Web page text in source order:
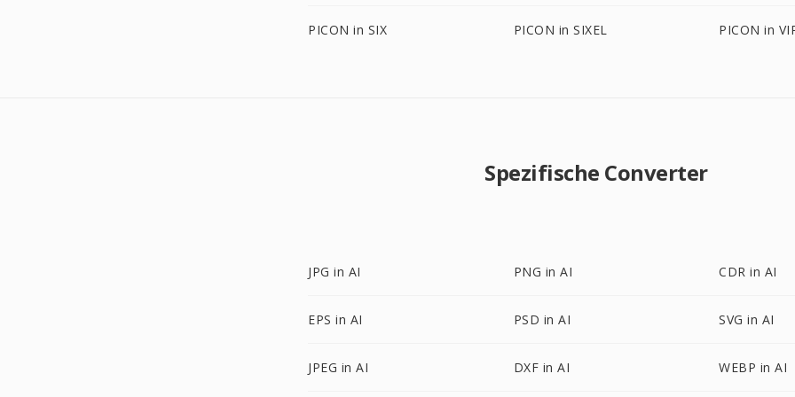
PICON in SIX PICON in SIXEL PICON in
Spezifische Converter
JPG in AI PNG in AI CDR in AI
EPS in AI PSD in AI SVG in AI
JPEG in AI DXF in AI WEBP in AI